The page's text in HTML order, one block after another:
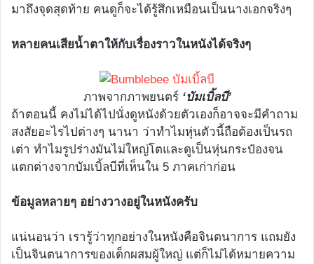
มาถึงจุดสุดท้าย คนดูก็จะได้รู้สึกเหมือนเป็นนางเอกจริงๆ
หลายคนเสียน้ำตาให้กับเรื่องราวในหนังได้จริงๆ
ภาพจากภาพยนตร์ ‘บัมเบิ้ลบี’
ถ้าตอนนี้ คงไม่ได้ไปนั่งดูหนังด้วยตัวเองก็อาจจะมีคำถาม
สงสัยอะไรไปต่างๆ นานา ว่าทำไมหุ่นตัวนี้ถือต้องเป็นรถ
เต่า ทำไมรูปร่างมันไม่ใหญ่โตและดูเป็นหุ่นกระป๋องจน
แตกต่างจากบัมเบิ้ลบีที่เห็นใน 5 ภาคเก่าก่อน
ข้อมูลหลายๆ อย่างวางอยู่ในหนังครับ
แน่นอนว่า เรารู้ว่าทุกอย่างในหนังคือจินตนาการ แถมยัง
เป็นจินตนาการของเด็กผสมผู้ใหญ่ แต่ก็ไม่ได้หมายความ